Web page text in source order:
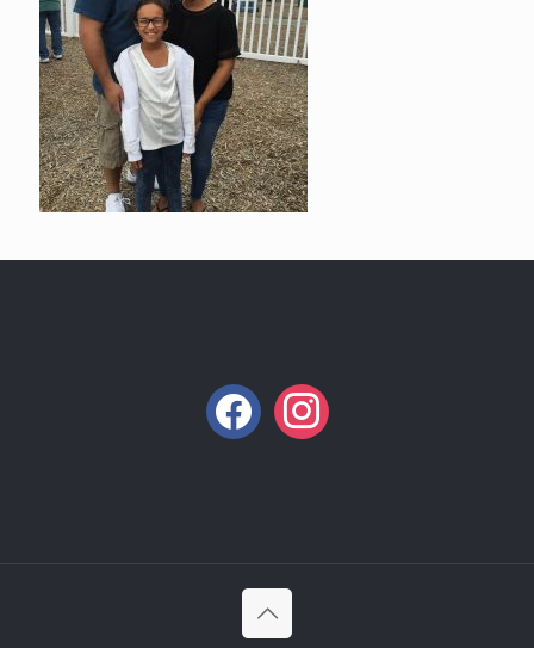
facebook instagram